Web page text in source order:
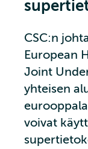
CSC:n
European
Joint
yhteisen
voivat